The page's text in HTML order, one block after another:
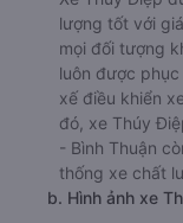
lượng tốt với
mọi đối tượng
luôn được
xế điều khiển
đó, xe Thúy
- Bình Thuận
thống xe chất
b. Hình ảnh xe